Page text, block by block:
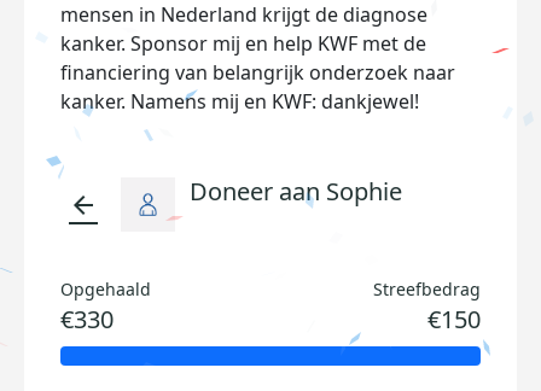
mensen in Nederland krijgt de diagnose
kanker. Sponsor mij en help KWF met de
financiering van belangrijk onderzoek naar
kanker. Namens mij en KWF: dankjewel!
arrow_back Doneer aan Sophie
Opgehaald
€330
Streefbedrag
€150